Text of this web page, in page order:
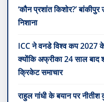
‘कौन प्रशांत किशोर?’
निशाना
ICC ने वनडे विश्व कप 2027
क्योंकि अफ्रीका 24 साल बाद
क्रिकेट समाचार
राहुल गांधी के बयान पर नीतीश